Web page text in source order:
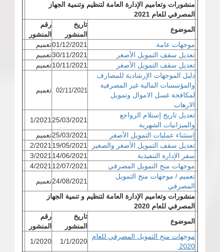
منشورات وتعاميم الإدارة العامة لتنظيم وتنمية الجهاز
المصرفي للعام 2021
الموضوع
تاريخ
المنشور
رقم
المنشور
موجهات عامة
01/12/2021تعميم
تعديل سقف التمويل الأصغر
30/11/2021تعميم
تعديل سقف التمويل الأصغر
10/11/2021تعميم
دليل الموجهات الإرشادية للمصارف
والمؤسسات المالية غير المصرفية
لمكافحة غسل الاموال وتمويل
الارهاب
02/11/2021 تعميم
تعديل تاريخ إستلام الرواجع
والميزانيات الشهرية
25/03/2021
1/2021
إستثناء عمليات التمويل الأصغر
25/03/2021تعميم
تعديل سقف التمويل الأصغر والصغير
19/05/2021
2/2021
سفر الإدارة التنفيذية
14/06/2021
3/2021
موجهات منح التمويل المصرفي
12/07/2021
4/2021
تعميم / موجهات منح التمويل
المصرفي
24/08/2021تعميم
منشورات وتعاميم الإدارة العامة لتنظيم و تنمية الجهاز
المصرفي للعام 2020
الموضوع
تاريخ
المنشور
رقم
المنشور
موجهات منح التمويل المصرفي للعام
2020
1/1/2020
1/2020